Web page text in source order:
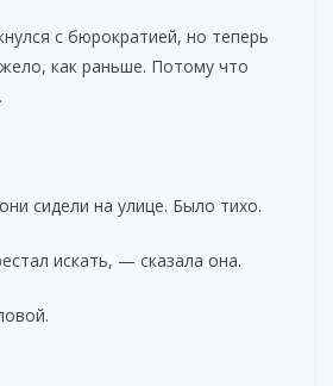
с бюрократией, но теперь
как раньше. Потому что
сидели на улице. Было тихо.
искать, — сказала она.